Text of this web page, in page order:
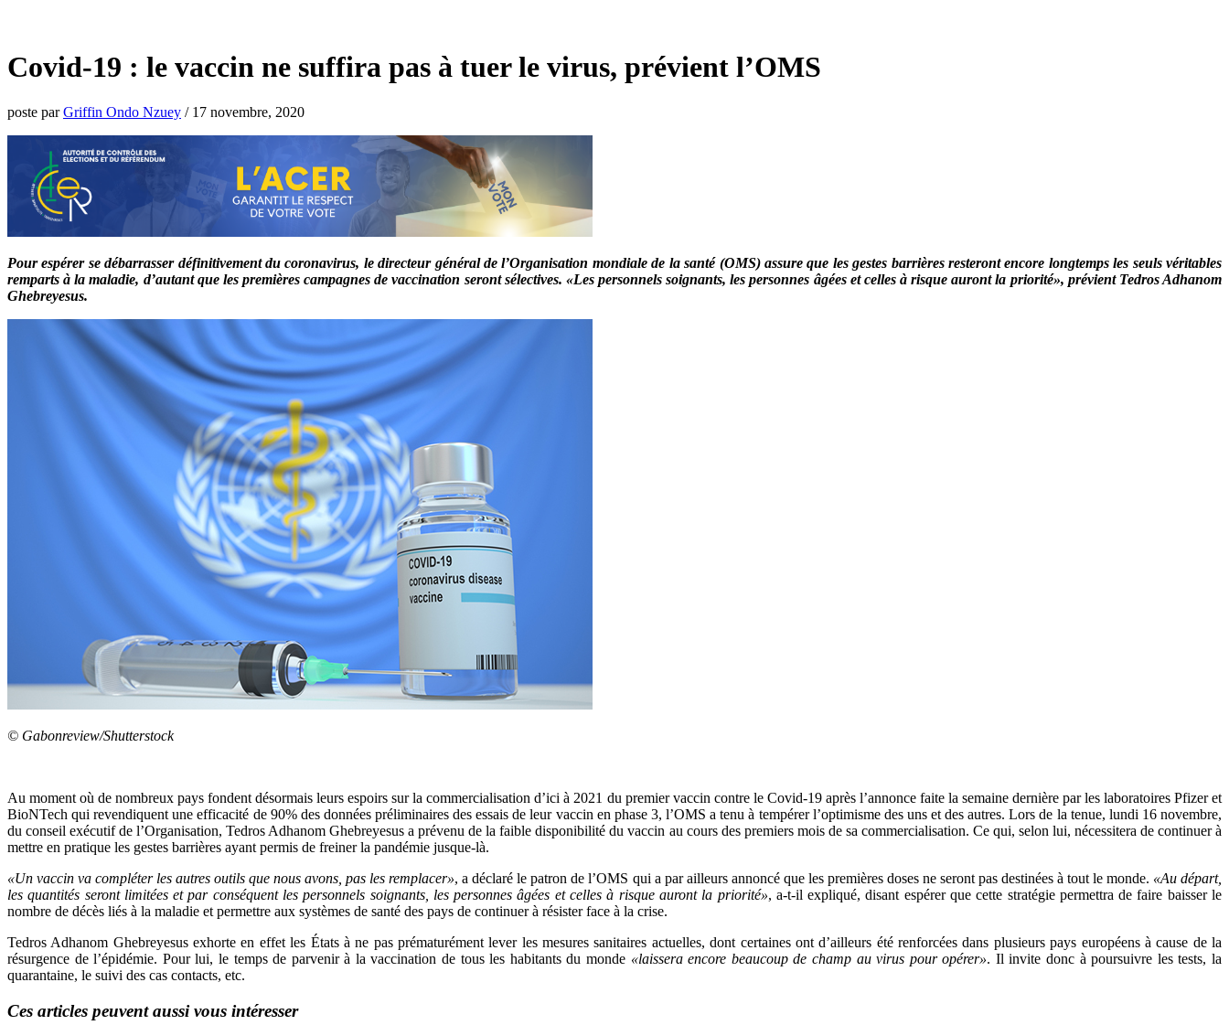
Covid-19 : le vaccin ne suffira pas à tuer le virus, prévient l’OMS
poste parGriffin Ondo Nzuey / 17 novembre, 2020
Pour espérer se débarrasser définitivement du coronavirus, le directeur général de l’Organisation mondiale de la santé (OMS) assure que les gestes barrières resteront encore longtemps les seuls véritables
remparts à la maladie, d’autant que les premières campagnes de vaccination seront sélectives. «Les personnels soignants, les personnes âgées et celles à risque auront la priorité», prévient Tedros Adhanom
Ghebreyesus.
© Gabonreview/Shutterstock
Au moment où de nombreux pays fondent désormais leurs espoirs sur la commercialisation d’ici à 2021 du premier vaccin contre le Covid-19 après l’annonce faite la semaine dernière par les laboratoires Pfizer et
BioNTech qui revendiquent une efficacité de 90% des données préliminaires des essais de leur vaccin en phase 3, l’OMS a tenu à tempérer l’optimisme des uns et des autres. Lors de la tenue, lundi 16 novembre,
du conseil exécutif de l’Organisation, Tedros Adhanom Ghebreyesus a prévenu de la faible disponibilité du vaccin au cours des premiers mois de sa commercialisation. Ce qui, selon lui, nécessitera de continuer à
mettre en pratique les gestes barrières ayant permis de freiner la pandémie jusque-là.
«Un vaccin va compléter les autres outils que nous avons, pas les remplacer», a déclaré le patron de l’OMS qui a par ailleurs annoncé que les premières doses ne seront pas destinées à tout le monde. «Au départ,
les quantités seront limitées et par conséquent les personnels soignants, les personnes âgées et celles à risque auront la priorité», a-t-il expliqué, disant espérer que cette stratégie permettra de faire baisser le
nombre de décès liés à la maladie et permettre aux systèmes de santé des pays de continuer à résister face à la crise.
Tedros Adhanom Ghebreyesus exhorte en effet les États à ne pas prématurément lever les mesures sanitaires actuelles, dont certaines ont d’ailleurs été renforcées dans plusieurs pays européens à cause de la
résurgence de l’épidémie. Pour lui, le temps de parvenir à la vaccination de tous les habitants du monde «laissera encore beaucoup de champ au virus pour opérer». Il invite donc à poursuivre les tests, la
quarantaine, le suivi des cas contacts, etc.
Ces articles peuvent aussi vous intéresser